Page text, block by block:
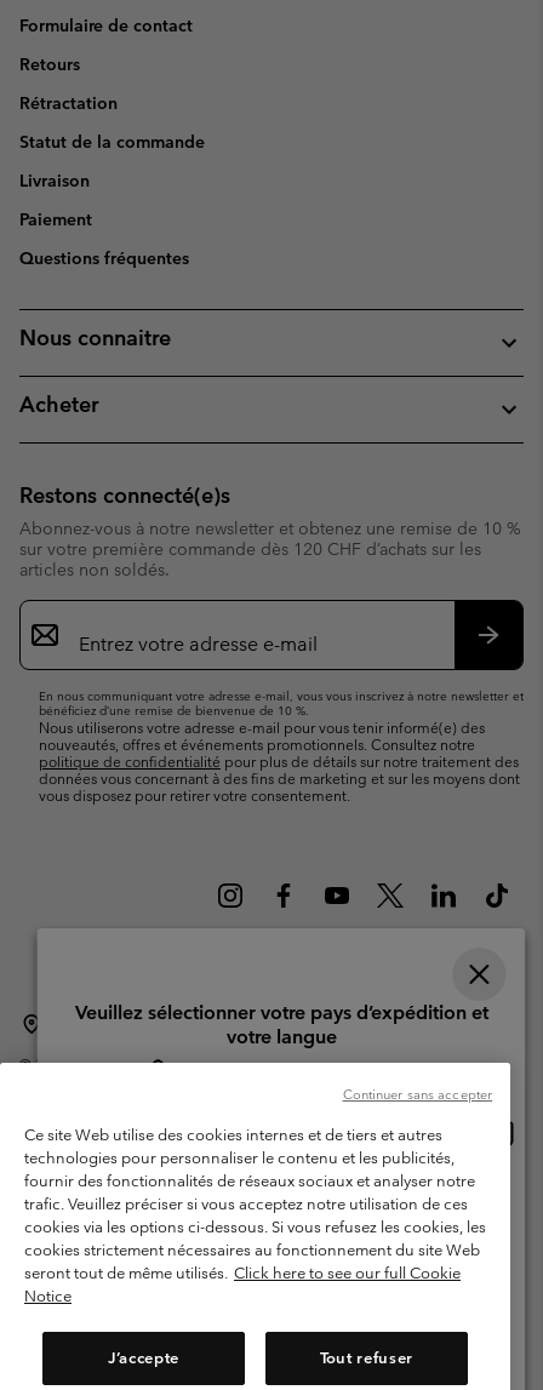
Formulaire de contact
Retours
Rétractation
Statut de la commande
Livraison
Paiement
Questions fréquentes
Nous connaitre
Acheter
Restons connecté(e)s
Abonnez-vous à notre newsletter et obtenez une remise de 10 %
sur votre première commande dès 120 CHF d’achats sur les
articles non soldés.
Inscription
par
e-
En nous communiquant votre adresse e-mail, vous vous inscrivez à notre newsletter et
bénéficiez d’une remise de bienvenue de 10 %.
Nous utiliserons votre adresse e-mail pour vous tenir informé(e) des
nouveautés, offres et événements promotionnels. Consultez notre
politique de confidentialité pour plus de détails sur notre traitement des
données vous concernant à des fins de marketing et sur les moyens dont
vous disposez pour retirer votre consentement.
Suisse (français) | English ›| Deutsch › | italiano ›
©2026Columbia Sportswear Company. Avenue des Morgines, 12 1213
Garanties Légales
Politique de confidentialité
Conditions d'utilisation - Membres
Conditions D'utilisation - Contenu généré par l'utilisateur
Impressum
Cookies
Ce site Web utilise des cookies internes et de tiers et autres
technologies pour personnaliser le contenu et les publicités,
fournir des fonctionnalités de réseaux sociaux et analyser notre
trafic. Veuillez préciser si vous acceptez notre utilisation de ces
cookies via les options ci-dessous. Si vous refusez les cookies, les
cookies strictement nécessaires au fonctionnement du site Web
seront tout de même utilisés. Click here to see our full Cookie
Notice
J’accepte Tout refuser
Continuer sans accepter
Veuillez sélectionner votre pays d’expédition et
votre langue
United States
Switzerland-English
Switzerland-Deutsch
Switzerland-Italiano